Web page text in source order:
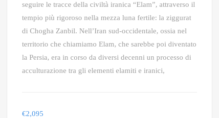
seguire le tracce della civiltà iranica “Elam”, attraverso il
tempio più rigoroso nella mezza luna fertile: la ziggurat
di Chogha Zanbil. Nell’Iran sud-occidentale, ossia nel
territorio che chiamiamo Elam, che sarebbe poi diventato
la Persia, era in corso da diversi decenni un processo di
acculturazione tra gli elementi elamiti e iranici,
€2,095